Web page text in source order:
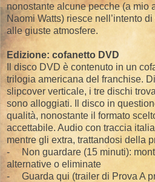
nonostante alcune pecche (a mio
Naomi Watts) riesce nell’intento
alle giuste atmosfere.
Edizione: cofanetto DVD
Il disco DVD è contenuto in un
trilogia americana del franchise.
slipcover verticale, i tre dischi
sono alloggiati. Il disco in
qualità, nonostante il formato
accettabile. Audio con traccia
mentre gli extra, trattandosi della
-
Non guardare (15 minuti):
alternative o eliminate
-
Guarda qui (trailer di Prova A